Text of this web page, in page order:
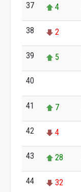
37 4
38 2
39 5
40
41 7
42 4
43 28
44 32